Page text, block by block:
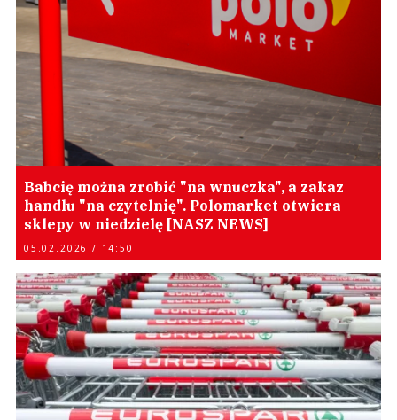
Babcię można zrobić "na wnuczka", a zakaz
handlu "na czytelnię". Polomarket otwiera
sklepy w niedzielę [NASZ NEWS]
05.02.2026 / 14:50